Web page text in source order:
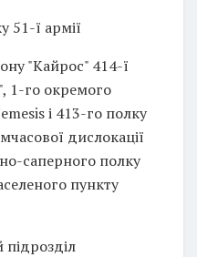
51-ї армії
"Кайрос" 414-ї
1-го окремого
і 413-го полку
дислокації
саперного полку
пункту